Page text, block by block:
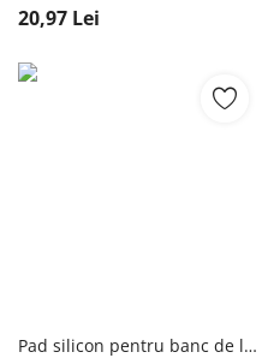
20,97 Lei
Pad silicon pentru banc de lucru repartii telefoane, chei, electronica, termorezistent, 30x40cm Bigstren